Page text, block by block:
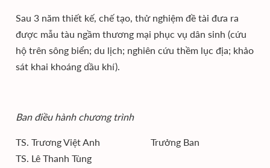
Sau 3 năm thiết kế, chế tạo, thử nghiệm đề tài đưa ra
được mẫu tàu ngầm thương mại phục vụ dân sinh (cứu
hộ trên sông biển; du lịch; nghiên cứu thềm lục địa; khảo
sát khai khoáng dầu khí).
Ban điều hành chương trình
TS. Trương Việt Anh Trưởng Ban
TS. Lê Thanh Tùng